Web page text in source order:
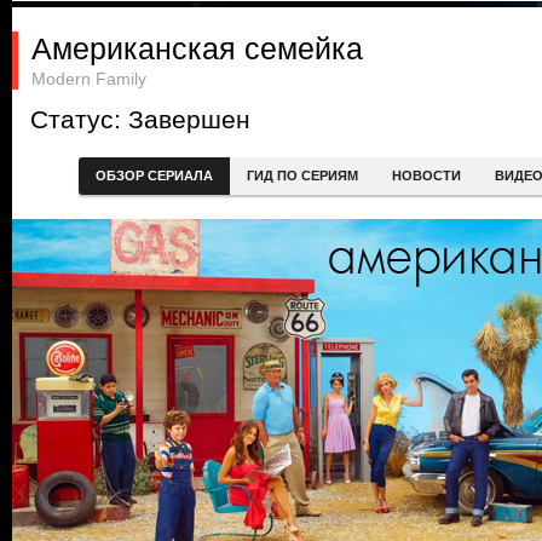
Американская семейка
Modern Family
Статус: Завершен
ОБЗОР СЕРИАЛА ГИД ПО СЕРИЯМ НОВОСТИ ВИДЕО